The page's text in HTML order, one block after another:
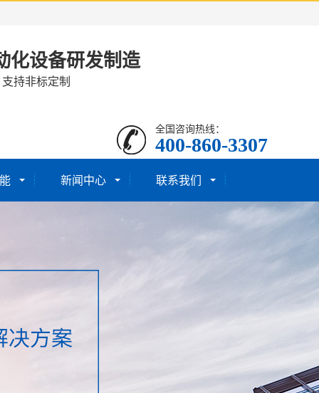
化设备研发制造
支持非标定制
全国咨询热线：
400-860-3307
新闻中心 联系我们